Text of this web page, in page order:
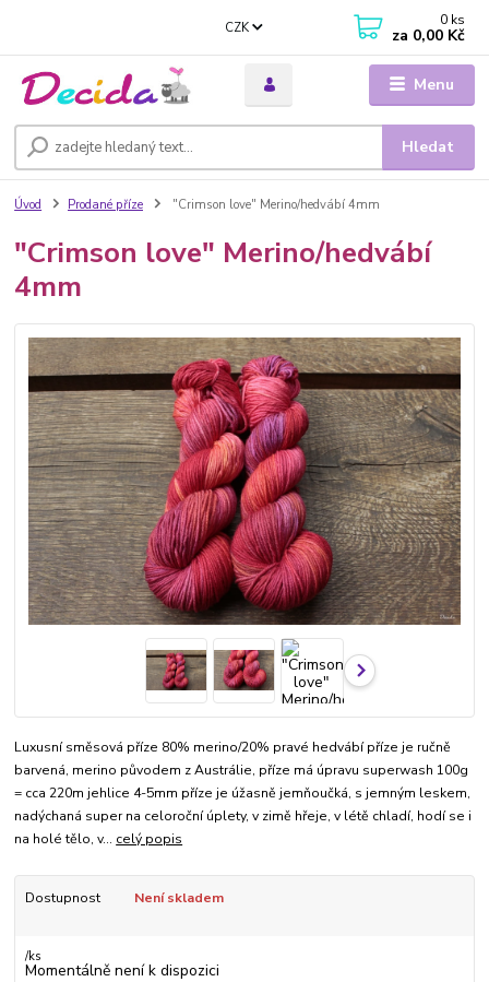
Menu
CZK
Hledat
0 ks
za 0,00 Kč
Úvod Prodané příze "Crimson love" Merino/hedvábí 4mm
"Crimson love" Merino/hedvábí
4mm
Luxusní směsová příze 80% merino/20% pravé hedvábí příze je ručně
barvená, merino původem z Austrálie, příze má úpravu superwash 100g
= cca 220m jehlice 4-5mm příze je úžasně jemňoučká, s jemným leskem,
nadýchaná super na celoroční úplety, v zimě hřeje, v létě chladí, hodí se i
na holé tělo, v... celý popis
Dostupnost Není skladem
/ks
Momentálně není k dispozici